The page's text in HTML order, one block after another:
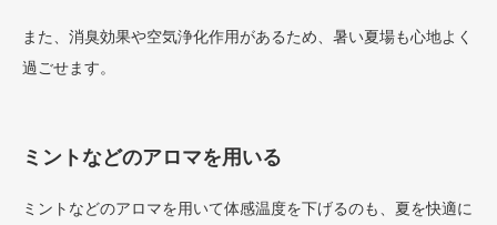
また、消臭効果や空気浄化作用があるため、暑い夏場も心地よく
過ごせます。
ミントなどのアロマを用いる
ミントなどのアロマを用いて体感温度を下げるのも、夏を快適に